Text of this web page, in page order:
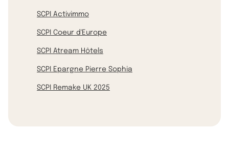
SCPI Activimmo
SCPI Coeur d'Europe
SCPI Atream Hôtels
SCPI Epargne Pierre Sophia
SCPI Remake UK 2025